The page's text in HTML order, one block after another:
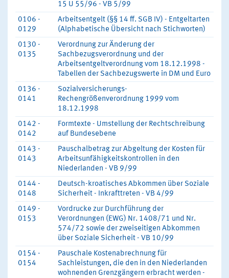
15 U 55/96 - VB 5/99
0106 -
0129
Arbeitsentgelt (§§ 14 ff. SGB IV) - Entgeltarten
(Alphabetische Übersicht nach Stichworten)
0130 -
0135
Verordnung zur Änderung der
Sachbezugsverordnung und der
Arbeitsentgeltverordnung vom 18.12.1998 -
Tabellen der Sachbezugswerte in DM und Euro
0136 -
0141
Sozialversicherungs-
Rechengrößenverordnung 1999 vom
18.12.1998
0142 -
0142
Formtexte - Umstellung der Rechtschreibung
auf Bundesebene
0143 -
0143
Pauschalbetrag zur Abgeltung der Kosten für
Arbeitsunfähigkeitskontrollen in den
Niederlanden - VB 9/99
0144 -
0148
Deutsch-kroatisches Abkommen über Soziale
Sicherheit - Inkrafttreten - VB 4/99
0149 -
0153
Vordrucke zur Durchführung der
Verordnungen (EWG) Nr. 1408/71 und Nr.
574/72 sowie der zweiseitigen Abkommen
über Soziale Sicherheit - VB 10/99
0154 -
0154
Pauschale Kostenabrechnung für
Sachleistungen, die den in den Niederlanden
wohnenden Grenzgängern erbracht werden -